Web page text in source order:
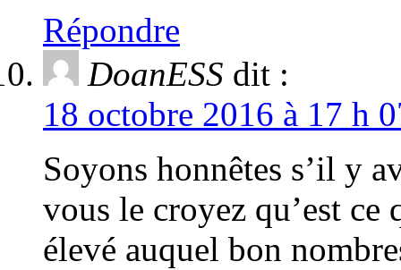
Répondre
DoanESS dit :
18 octobre 2016 à 17 h
Soyons honnêtes s’il y
vous le croyez qu’est
élevé auquel bon